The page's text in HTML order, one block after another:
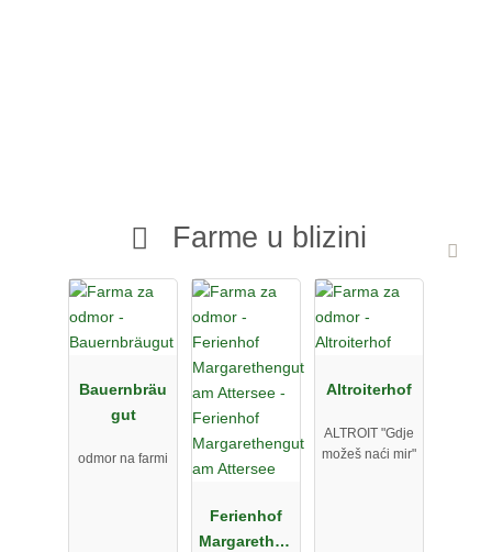
Farme u blizini
Bauernbräu
gut
odmor na farmi
Ferienhof
Margarethen
Altroiterhof
ALTROIT "Gdje
možeš naći mir"